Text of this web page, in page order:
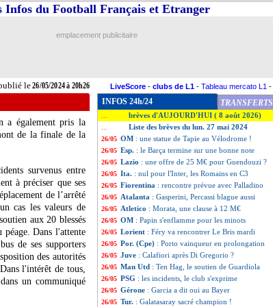
le26/05/2024 à 20h26
Infos du Football Français et Etranger
emplacement publicitaire
LiveScore - clubs de L1 - Tableau mercato L1 -
a également pris la
de la finale de la
survenus entre
à préciser que ses
de l’arrêté
cas les valeurs de
aux 20 blessés
Dans l'attente
de ses supporters
des autorités
l'intérêt de tous,
un communiqué
INFOS 24h/24 TRANSFERTS
brèves d'AUJOURD'HUI ( 8 août 2026)
Liste des brèves du lun. 27 mai 2024
26/05 OM : une statue de Tapie au Vélodrome !
26/05 Esp. : le Barça termine sur une bonne note
26/05 Lazio : une offre de 25 M€ pour Guendouzi ?
26/05 Ita. : nul pour l'Inter, les Romains en C3
26/05 Fiorentina : rencontre prévue avec Palladino
26/05 Atalanta : Gasperini, Percassi blague aussi
26/05 Atletico : Morata, une clause à 12 M€
26/05 OM : Papin s'enflamme pour les minots
26/05 Lorient : Féry va rencontrer Le Bris mardi
26/05 Por. (Cpe) : Porto vainqueur en prolongation
26/05 Juve : Calafiori après Di Gregorio ?
26/05 Man Utd : Ten Hag, le soutien de Guardiola
26/05 PSG : les incidents, le club s'exprime
26/05 Gérone : Garcia a dit oui au Bayer
26/05 Tur. : Galatasaray sacré champion !